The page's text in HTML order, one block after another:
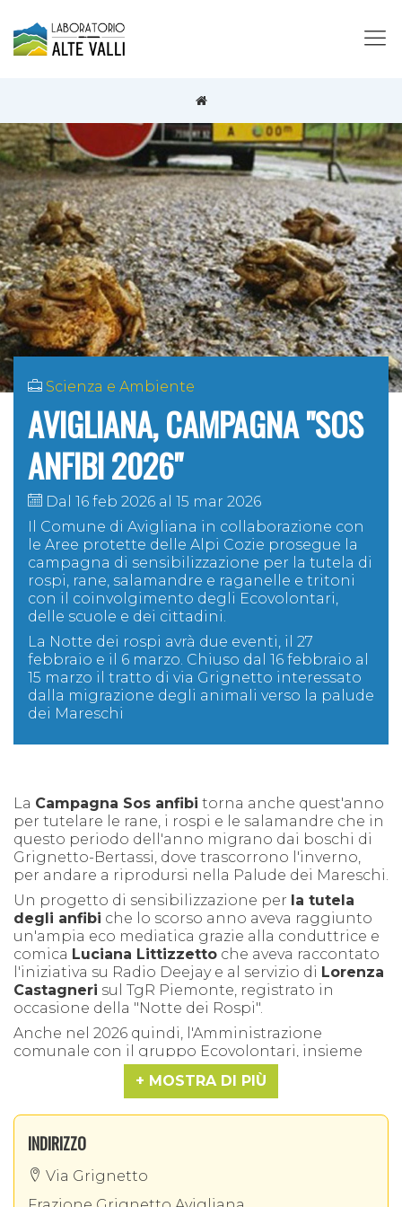
Scienza e Ambiente
AVIGLIANA, CAMPAGNA "SOS
ANFIBI 2026"
Dal 16 feb 2026 al 15 mar 2026
Il Comune di Avigliana in collaborazione con
le Aree protette delle Alpi Cozie prosegue la
campagna di sensibilizzazione per la tutela di
rospi, rane, salamandre e raganelle e tritoni
con il coinvolgimento degli Ecovolontari,
delle scuole e dei cittadini.
La Notte dei rospi avrà due eventi, il 27
febbraio e il 6 marzo. Chiuso dal 16 febbraio al
15 marzo il tratto di via Grignetto interessato
dalla migrazione degli animali verso la palude
dei Mareschi
La Campagna Sos anfibi torna anche quest'anno
per tutelare le rane, i rospi e le salamandre che in
questo periodo dell'anno migrano dai boschi di
Grignetto-Bertassi, dove trascorrono l'inverno,
per andare a riprodursi nella Palude dei Mareschi.
Un progetto di sensibilizzazione per la tutela
degli anfibi che lo scorso anno aveva raggiunto
un'ampia eco mediatica grazie alla conduttrice e
comica Luciana Littizzetto che aveva raccontato
l'iniziativa su Radio Deejay e al servizio di Lorenza
Castagneri sul TgR Piemonte, registrato in
occasione della "Notte dei Rospi".
Anche nel 2026 quindi, l'Amministrazione
comunale con il gruppo Ecovolontari, insieme
all'Ente di gestione delle aree protette delle Alpi
Cozie, mette in campo le iniziative di
specie, coinvolgendo adulti, studenti e famiglie,
all'insegna della protezione ambientale nel
infatti, nel tragitto verso le zone umide, molti
esemplari rischiano di perdere la vita
MOSTRA DI PIÙ
INDIRIZZO
Via Grignetto